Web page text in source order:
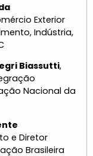
Exterior
Indústria,
Biassutti,
Nacional da
e Diretor
Brasileira